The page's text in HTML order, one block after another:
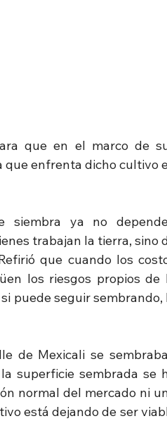
que en el marco de
enfrenta dicho cultivo
siembra ya no
trabajan la tierra, sino
que cuando los
los riesgos propios de
puede seguir sembrando,
de Mexicali se
superficie sembrada se
normal del mercado ni
está dejando de ser